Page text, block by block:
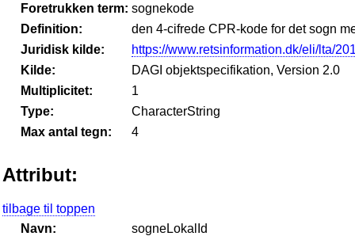
Foretrukken term: sognekode
Definition:
den 4-cifrede CPR-kode for det sogn
Juridisk kilde:
https://www.retsinformation.dk/eli/lta/
Kilde:
DAGI objektspecifikation, Version 2.0
Multiplicitet:
1
Type:
CharacterString
Max antal tegn:
4
Attribut:
tilbage til toppen
Navn:
sogneLokalId